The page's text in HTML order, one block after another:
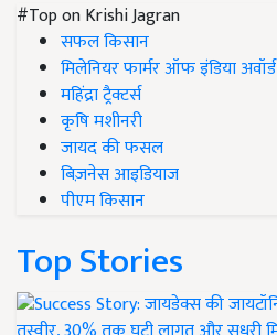
#Top on Krishi Jagran
सफल किसान
मिलेनियर फार्मर ऑफ इंडिया अवॉर्ड
महिंद्रा ट्रैक्टर्स
कृषि मशीनरी
जायद की फसल
बिज़नेस आइडियाज
पीएम किसान
Top Stories